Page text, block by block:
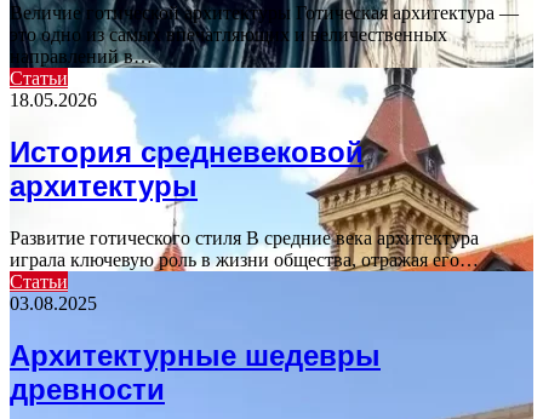
Величие готической архитектуры Готическая архитектура —
это одно из самых впечатляющих и величественных
направлений в…
Статьи
18.05.2026
История средневековой
архитектуры
Развитие готического стиля В средние века архитектура
играла ключевую роль в жизни общества, отражая его…
Статьи
03.08.2025
Архитектурные шедевры
древности